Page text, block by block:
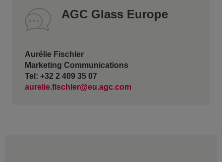
AGC Glass Europe
Aurélie Fischler
Marketing Communications
Tel: +32 2 409 35 07
aurelie.fischler@eu.agc.com